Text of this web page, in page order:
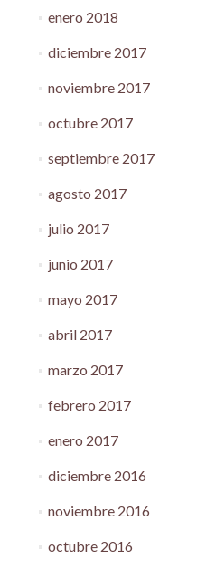
enero 2018
diciembre 2017
noviembre 2017
octubre 2017
septiembre 2017
agosto 2017
julio 2017
junio 2017
mayo 2017
abril 2017
marzo 2017
febrero 2017
enero 2017
diciembre 2016
noviembre 2016
octubre 2016